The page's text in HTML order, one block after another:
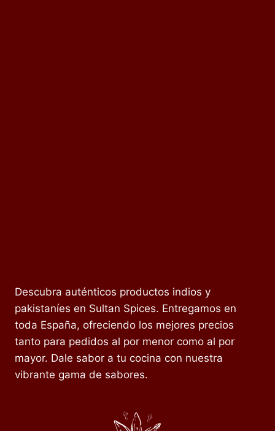
Descubra auténticos productos indios y
pakistaníes en Sultan Spices. Entregamos en
toda España, ofreciendo los mejores precios
tanto para pedidos al por menor como al por
mayor. Dale sabor a tu cocina con nuestra
vibrante gama de sabores.